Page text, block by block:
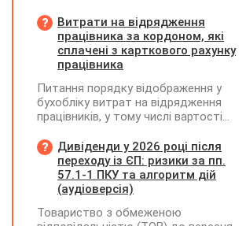
Витрати на відрядження
працівника за кордоном, які
сплачені з карткового рахунку
працівника
Питання порядку відображення у
бухобліку витрат на відрядження
працівників, у тому числі вартості
карткового рахунку працівника та
підтвердження таких операцій
первинними документами, належать
до компетенції Мінфіну
Дивіденди у 2026 році після
переходу із ЄП: ризики за пп.
57.1-1 ПКУ та алгоритм дій
(аудіоверсія)
Товариство з обмеженою